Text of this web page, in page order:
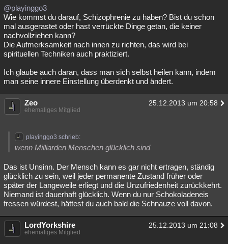
@playinggo3
Wie kommst du darauf, Schizophrenie zu haben? Bist du schon
mal ausgerastet oder hast verrückte Dinge getan, die keiner
nachvollziehen kann?
Die Aufmerksamkeit nach innen zu richten, das wird bei
spirituellen Techniken auch praktiziert.
Ich glaube auch daran, dass man sich selbst heilen kann, indem
man seine innere Einstellung überdenkt und ändert.
Zeo 25.12.2013 um 20:58
ehemaliges Mitglied
playinggo3 schrieb:
wenn Milliarden Menschen glücklich sind
Das ist Unsinn. Der Mensch kann es gar nicht ertragen, ständig
glücklich zu sein, weil jeder permanente Zustand früher oder
später der Langeweile erliegt und die Unzufriedenheit zurückkehrt.
Niemand ist dauerhaft glücklich. Wenn du nur Schokoladeneis
fressen würdest, hättest du auch bald die Schnauze voll davon.
LordYorkshire 25.12.2013 um 21:08
ehemaliges Mitglied